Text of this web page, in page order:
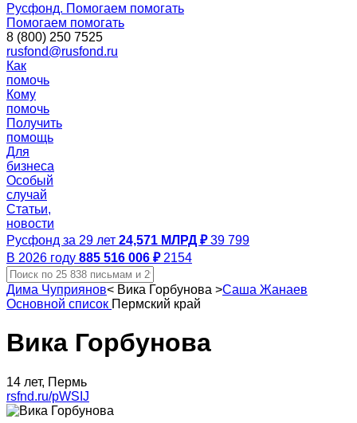
Русфонд. Помогаем помогать
Помогаем помогать
8 (800) 250 7525
rusfond@rusfond.ru
Как
помочь
Кому
помочь
Получить
помощь
Для
бизнеса
Особый
случай
Статьи,
новости
Русфонд за 29 лет 24,571 МЛРД ₽ 39 799
В 2026 году 885 516 006 ₽ 2154
Дима Чуприянов< Вика Горбунова >Саша Жанаев
Основной список Пермский край
Вика Горбунова
14 лет, Пермь
rsfnd.ru/pWSIJ